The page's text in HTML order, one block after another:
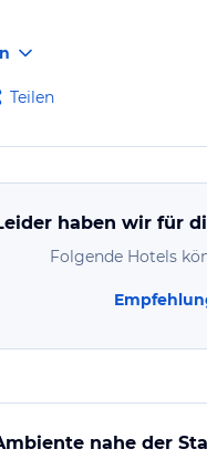
Teilen
haben wir für
Folgende Hotels
nahe der